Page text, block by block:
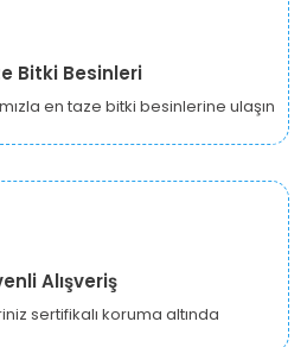
Bitki Besinleri
en taze bitki besinlerine ulaşın
Alışveriş
sertifikalı koruma altında